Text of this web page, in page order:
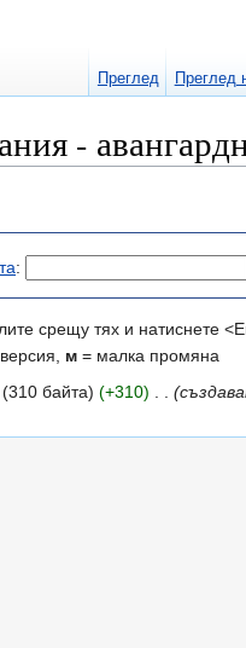
-
:
срещу тях и натиснете
м = малка промяна
(310 байта) (+310)
Преглед Преглед